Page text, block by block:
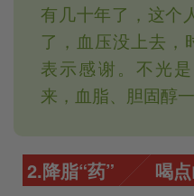
有几十年了，这个
了，血压没上去，
表示感谢。不光
来，血脂、胆固醇
2.降脂“药” 喝